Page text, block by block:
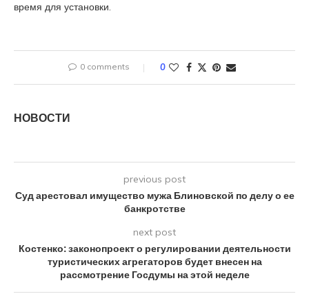
время для установки.
0 comments 0
НОВОСТИ
previous post
Суд арестовал имущество мужа Блиновской по делу о ее
банкротстве
next post
Костенко: законопроект о регулировании деятельности
туристических агрегаторов будет внесен на
рассмотрение Госдумы на этой неделе